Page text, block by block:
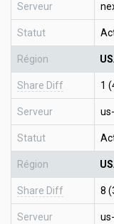
Serveur
Statut
Région
Share Diff 1
Serveur
Statut
Région
Share Diff 8
Serveur